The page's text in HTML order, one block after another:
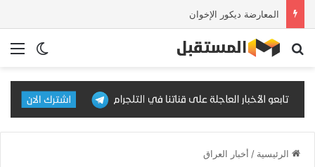
المعارضة ديكور الإخوان
الوضع بحث عن
الرئيسية / أخبار العراق